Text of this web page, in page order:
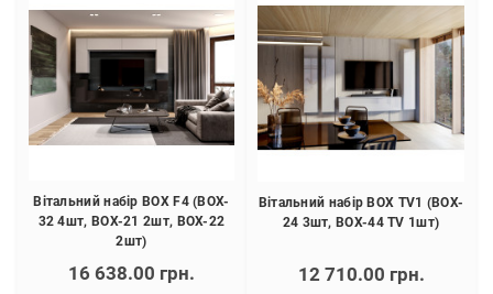
Вітальний набір BOX F4 (BOX-
32 4шт, BOX-21 2шт, BOX-22
2шт)
16 638.00 грн.
Вітальний набір BOX TV1 (BOX-
24 3шт, BOX-44 TV 1шт)
12 710.00 грн.